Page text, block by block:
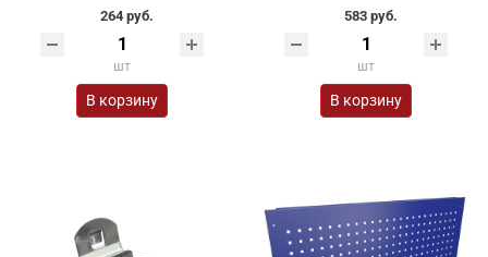
264 руб.
шт
В корзину
583 руб.
шт
В корзину